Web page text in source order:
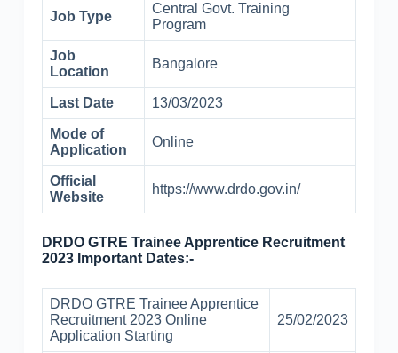
Job Type
Central Govt. Training
Program
Job
Location
Bangalore
Last Date 13/03/2023
Mode of
Application
Online
Official
Website
https://www.drdo.gov.in/
DRDO GTRE Trainee Apprentice Recruitment
2023 Important Dates:-
DRDO GTRE Trainee Apprentice
Recruitment 2023 Online
Application Starting
25/02/2023